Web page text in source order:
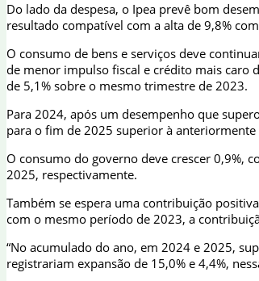
Do lado da despesa, o Ipea prevê bom
resultado compatível com a alta de 9,8%
O consumo de bens e serviços deve
de menor impulso fiscal e crédito mais caro
de 5,1% sobre o mesmo trimestre de 2023.
Para 2024, após um desempenho que
para o fim de 2025 superior à anteriormente
O consumo do governo deve crescer 0,9%,
2025, respectivamente.
Também se espera uma contribuição
com o mesmo período de 2023, a
“No acumulado do ano, em 2024 e 2025,
registrariam expansão de 15,0% e 4,4%,